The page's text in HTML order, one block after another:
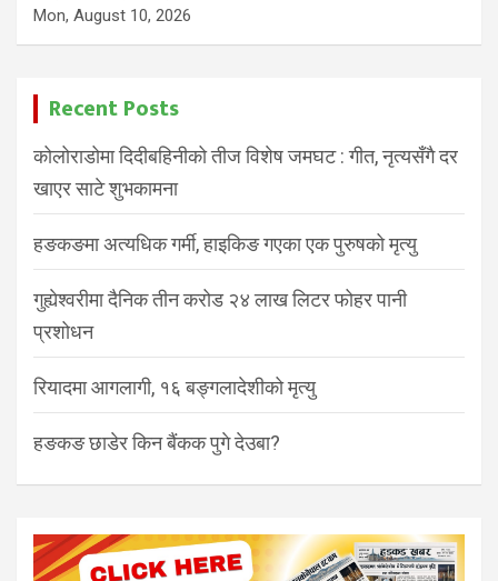
Mon, August 10, 2026
Recent Posts
कोलोराडोमा दिदीबहिनीको तीज विशेष जमघट : गीत, नृत्यसँगै दर
खाएर साटे शुभकामना
हङकङमा अत्यधिक गर्मी, हाइकिङ गएका एक पुरुषको मृत्यु
गुह्येश्वरीमा दैनिक तीन करोड २४ लाख लिटर फोहर पानी
प्रशोधन
रियादमा आगलागी, १६ बङ्गलादेशीको मृत्यु
हङकङ छाडेर किन बैंकक पुगे देउबा?